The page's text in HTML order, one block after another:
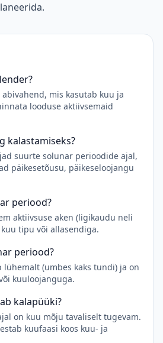
mis kasutab kuu ja
looduse aktiivsemaid
kalastamiseks?
suurte solunar perioodide ajal,
päikesetõusu, päikeseloojangu
periood?
aktiivsuse aken (ligikaudu neli
tipu või allasendiga.
periood?
lühemalt (umbes kaks tundi) ja on
kuuloojanguga.
kalapüüki?
on kuu mõju tavaliselt tugevam.
kuufaasi koos kuu- ja